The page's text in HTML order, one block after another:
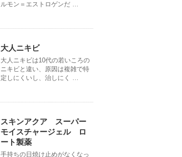
ルモン＝エストロゲンだ …
大人ニキビ
大人ニキビは10代の若いころの
ニキビと違い、原因は複雑で特
定しにくいし、治しにく …
スキンアクア スーパー
モイスチャージェル ロ
ート製薬
手持ちの日焼け止めがなくなっ